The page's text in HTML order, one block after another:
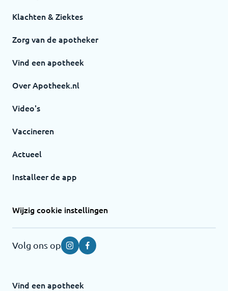
Klachten & Ziektes
Zorg van de apotheker
Vind een apotheek
Over Apotheek.nl
Video's
Vaccineren
Actueel
Installeer de app
Wijzig cookie instellingen
Volg ons op InstagramFacebook
Vind een apotheek